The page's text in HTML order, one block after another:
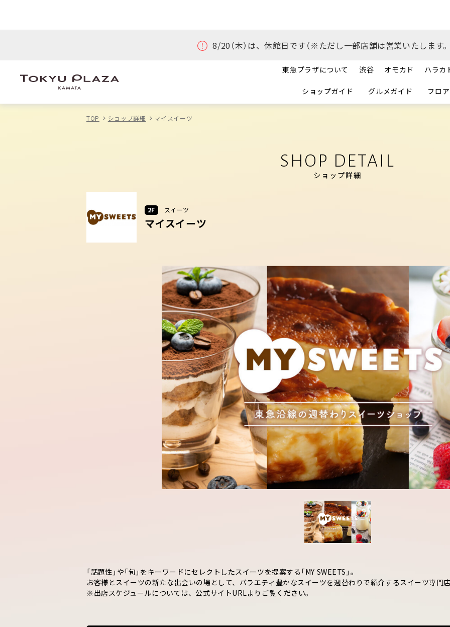
8/20（木）は、休館日です（※ただし一部店舗は営業いたします。
東急プラザについて 渋谷 オモカド ハラカ
ショップガイド グルメガイド フロ
TOP ショップ詳細 マイスイーツ
SHOP DETAIL
ショップ詳細
2F スイーツ
マイスイーツ
「話題性」や「旬」をキーワードにセレクトしたスイーツを提案する「MY SWEETS」。
お客様とスイーツの新たな出会いの場として、バラエティ豊かなスイーツを週替わりで紹介するスイーツ専門
※出店スケジュールについては、公式サイトURLよりご覧ください。